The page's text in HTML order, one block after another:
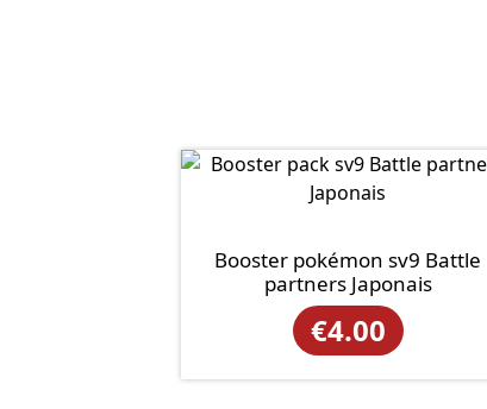
Booster pokémon sv9 Battle
partners Japonais
€4.00